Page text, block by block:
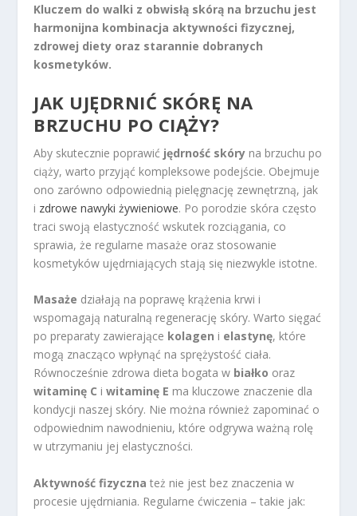
Kluczem do walki z obwisłą skórą na brzuchu jest
harmonijna kombinacja aktywności fizycznej,
zdrowej diety oraz starannie dobranych
kosmetyków.
JAK UJĘDRNIĆ SKÓRĘ NA
BRZUCHU PO CIĄŻY?
Aby skutecznie poprawić jędrność skóry na brzuchu po
ciąży, warto przyjąć kompleksowe podejście. Obejmuje
ono zarówno odpowiednią pielęgnację zewnętrzną, jak
i zdrowe nawyki żywieniowe. Po porodzie skóra często
traci swoją elastyczność wskutek rozciągania, co
sprawia, że regularne masaże oraz stosowanie
kosmetyków ujędrniających stają się niezwykle istotne.
Masaże działają na poprawę krążenia krwi i
wspomagają naturalną regenerację skóry. Warto sięgać
po preparaty zawierające kolagen i elastynę, które
mogą znacząco wpłynąć na sprężystość ciała.
Równocześnie zdrowa dieta bogata w białko oraz
witaminę C iwitaminę E ma kluczowe znaczenie dla
kondycji naszej skóry. Nie można również zapominać o
odpowiednim nawodnieniu, które odgrywa ważną rolę
w utrzymaniu jej elastyczności.
Aktywność fizyczna też nie jest bez znaczenia w
procesie ujędrniania. Regularne ćwiczenia – takie jak: